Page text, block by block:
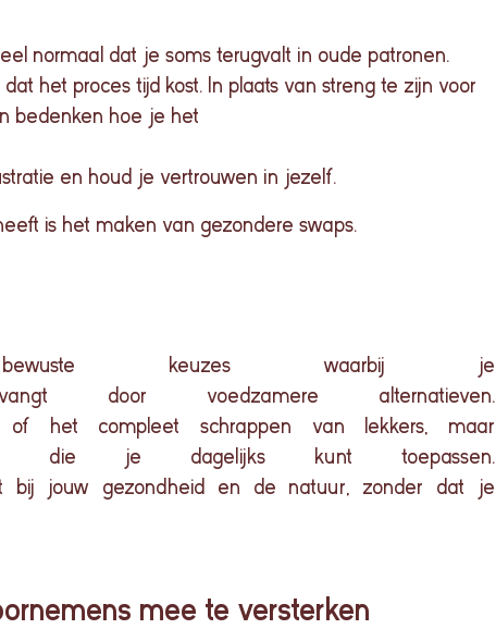
normaal dat je soms terugvalt in oude patronen.
het proces tijd kost. In plaats van streng te zijn voor
bedenken hoe je het
en houd je vertrouwen in jezelf.
is het maken van gezondere swaps.
bewuste keuzes waarbij je
door voedzamere alternatieven.
of het compleet schrappen van lekkers , maar
die je dagelijks kunt toepassen.
bij jouw gezondheid en de natuur zonder dat je
mee te versterken